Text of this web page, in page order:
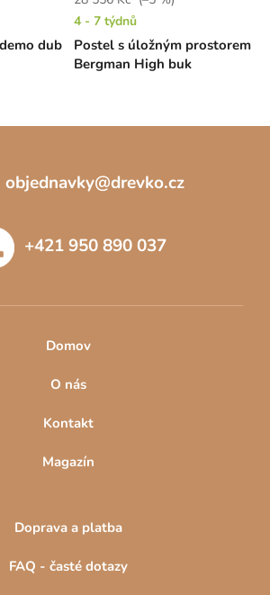
dub
Postel s úložným prostorem
Bergman High buk
4 - 7 týdnů
objednavky@drevko.cz
+421 950 890 037
Domov
O nás
Kontakt
Magazín
Doprava a platba
FAQ - časté dotazy